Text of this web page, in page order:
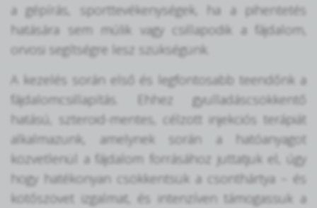
a gépírás, sporttevékenységek, ha a pihentetés
hatására sem múlik vagy csillapodik a fájdalom,
orvosi segítségre lesz szükségünk.
A kezelés során első és legfontosabb teendőnk a
fájdalomcsillapítás. Ehhez gyulladáscsökkentő
hatású, szteroid-mentes, célzott injekciós terápiát
alkalmazunk, amelynek során a hatóanyagot
közvetlenül a fájdalom forrásához juttatjuk el, úgy
hogy hatékonyan csökkentsük a csonthártya – és
kötőszövet izgalmat, és intenzíven támogassuk a